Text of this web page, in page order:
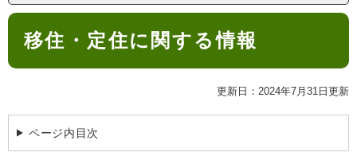
タ
検
指定避難場所
背景色 白 黒 青
本
移住・定住に関する情報
更新日：2024年7月31日更新
ページ内目次